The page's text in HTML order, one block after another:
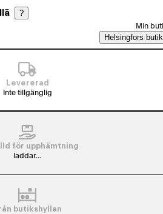
?
Min
Helsingfors butik
Levererad
Inte tillgänglig
för upphämtning
laddar...
butikshyllan